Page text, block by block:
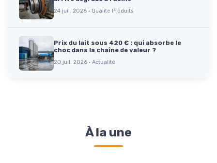
24 juil. 2026 · Qualité Produits
Prix du lait sous 420 € : qui absorbe le
choc dans la chaîne de valeur ?
20 juil. 2026 · Actualité
À la une